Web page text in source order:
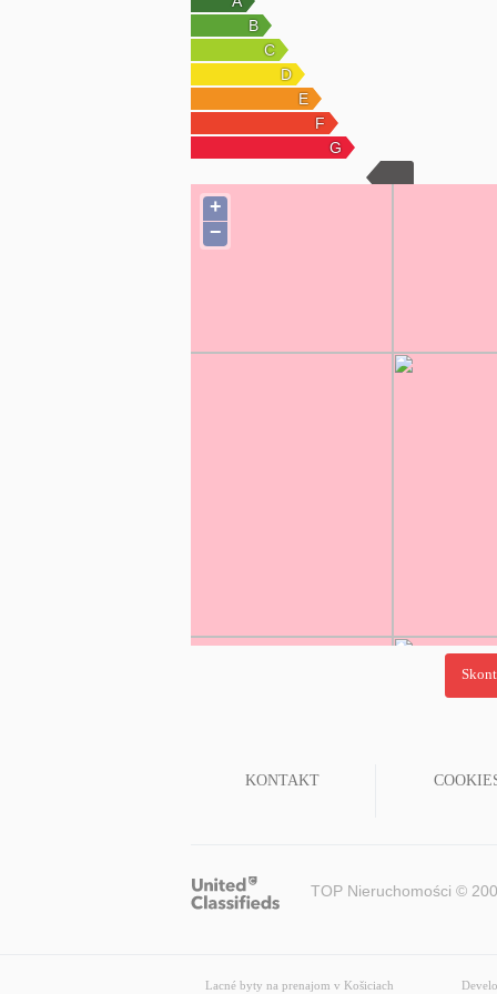
(+ na začiatku sa platí depozit 1300 Eur,
byte)
Pre viac info - volať prosím
Mgr. Ján Nehéz
MORAVECKÁ
+
−
KONTAKT
TOP Nieruchomości ©
Lacné byty na prenajom v Košiciach